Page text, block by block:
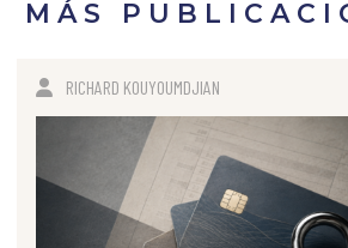
MÁS
RICHARD KOUYOUMDJIAN